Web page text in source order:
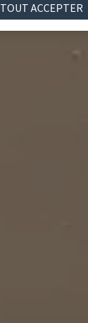
TOUT ACCEPTER